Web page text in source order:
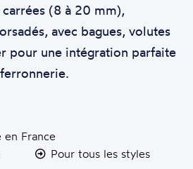
(8 à 20 mm),
avec bagues, volutes
pour une intégration parfaite
en France
Pour tous les styles